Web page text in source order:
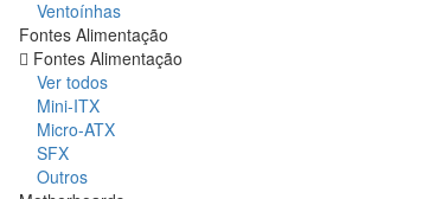
Ventoínhas
Fontes Alimentação
Fontes Alimentação
Ver todos
Mini-ITX
Micro-ATX
SFX
Outros